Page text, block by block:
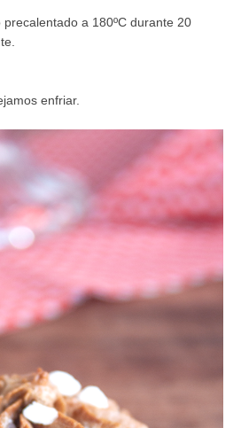
a 180ºC durante 20
enfriar.